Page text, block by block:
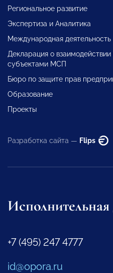
Региональное развитие
Экспертиза и Аналитика
Международная деятельность
Декларация о
субъектами МСП
Бюро по защите прав
Образование
Проекты
Разработка сайта — Flips
+7 (495) 247 4777
id@opora.ru